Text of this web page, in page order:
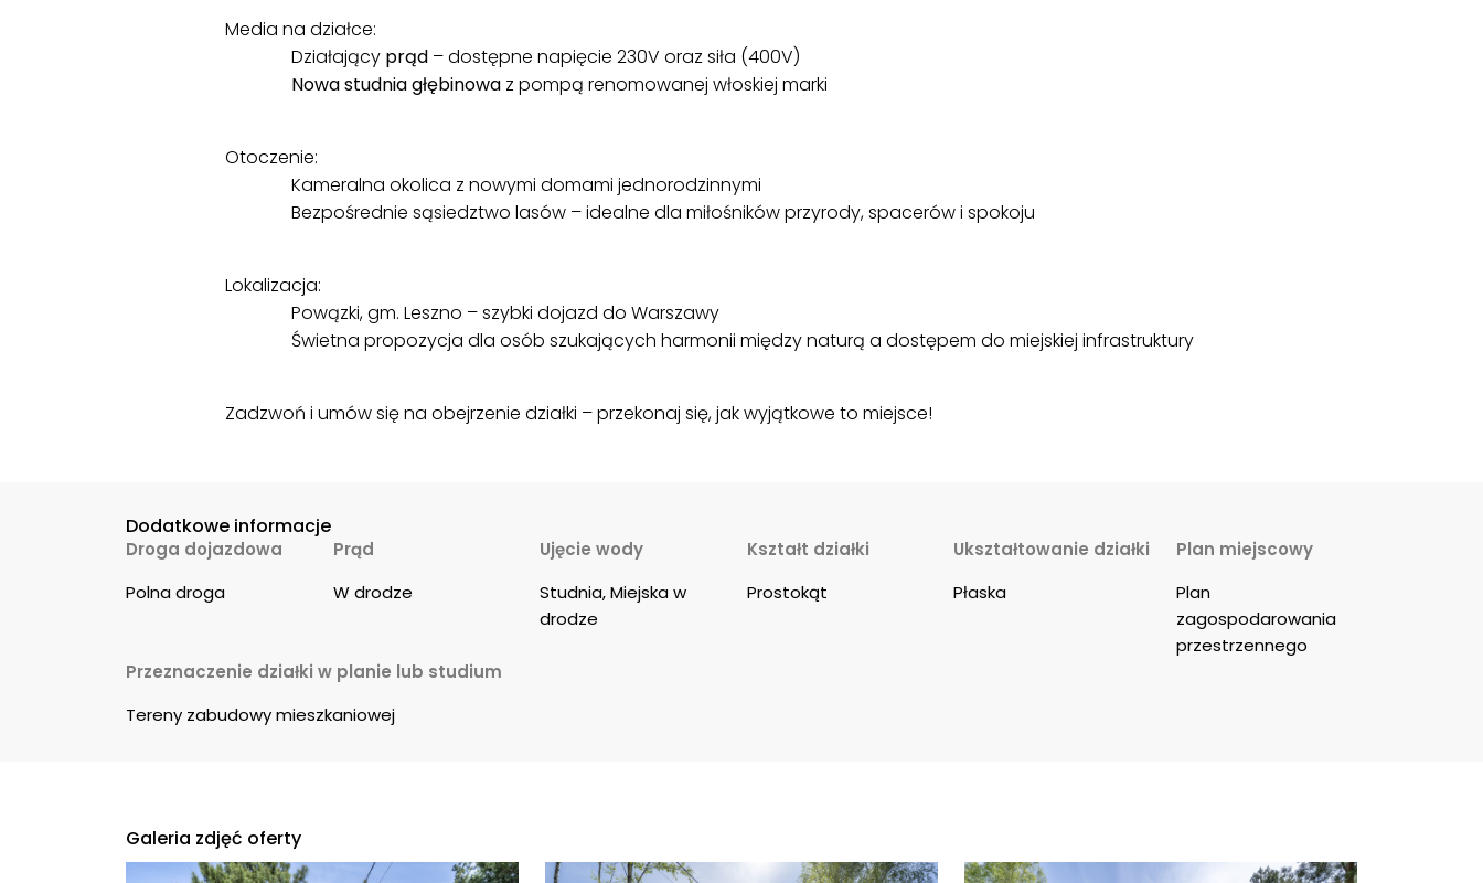
Media na działce:
Działający prąd – dostępne napięcie 230V oraz siła (400V)
Nowa studnia głębinowa z pompą renomowanej włoskiej marki
Otoczenie:
Kameralna okolica z nowymi domami jednorodzinnymi
Bezpośrednie sąsiedztwo lasów – idealne dla miłośników przyrody, spacerów i spokoju
Lokalizacja:
Powązki, gm. Leszno – szybki dojazd do Warszawy
Świetna propozycja dla osób szukających harmonii między naturą a dostępem do miejskiej infrastruktury
Zadzwoń i umów się na obejrzenie działki – przekonaj się, jak wyjątkowe to miejsce!
Dodatkowe informacje
Droga dojazdowa
Polna droga
Prąd
W drodze
Ujęcie wody
Studnia, Miejska w
drodze
Kształt działki
Prostokąt
Ukształtowanie działki
Płaska
Plan miejscowy
Plan
zagospodarowania
przestrzennego
Przeznaczenie działki w planie lub studium
Tereny zabudowy mieszkaniowej
Galeria zdjęć oferty